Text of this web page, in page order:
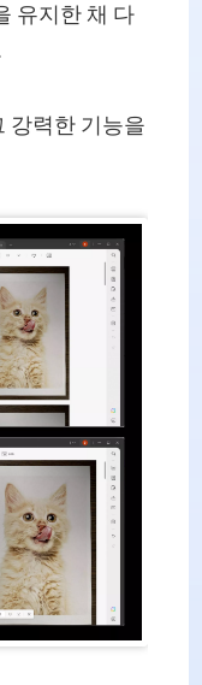
유지한 채 다
강력한 기능을